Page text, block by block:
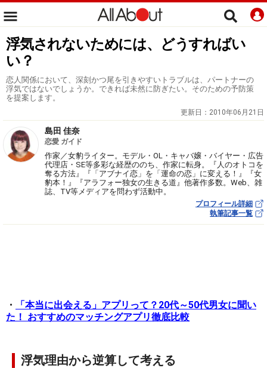
浮気されないためには、どうすればい
い？
恋人関係において、深刻かつ尾を引きやすいトラブルは、パートナーの
浮気ではないでしょうか。できれば未然に防ぎたい。そのための予防策
を提案します。
更新日： 2010年06月21日
島田 佳奈
恋愛 ガイド
作家／女豹ライター。モデル・OL・キャバ嬢・バイヤー・広告
代理店・SE等多彩な経歴ののち、作家に転身。『人のオトコを
奪る方法』『「アブナイ恋」を「運命の恋」に変える！』『女
豹本！』『アラフォー独女の生きる道』他著作多数。Web、雑
誌、TV等メディアを問わず活動中。
プロフィール詳細
執筆記事一覧
・
「本当に出会える」アプリって？20代～50代男女に聞い
た！ おすすめのマッチングアプリ徹底比較
浮気理由から逆算して考える